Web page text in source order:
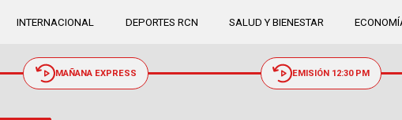
INTERNACIONAL DEPORTES RCN SALUD Y BIENESTAR
MAÑANA EXPRESS EMISIÓN 12:30 PM